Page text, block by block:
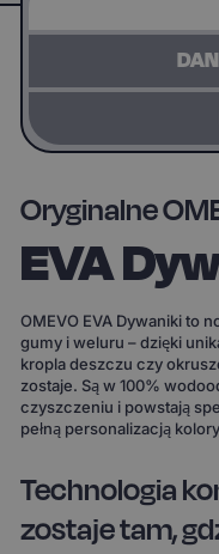
Oryginalne
EVA
OMEVO EVA Dywaniki to
gumy i weluru – dzięki
kropla deszczu czy
zostaje. Są w 100%
czyszczeniu i powstają
pełną personalizacją
Technologia
zostaje tam,